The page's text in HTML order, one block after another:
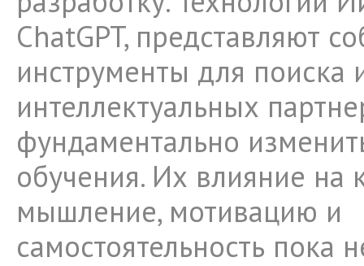
ChatGPT, представляют
инструменты для поиска
интеллектуальных
фундаментально
обучения. Их влияние на
мышление, мотивацию и
самостоятельность пока